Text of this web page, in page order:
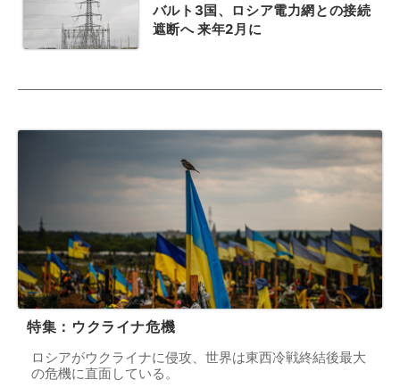
バルト3国、ロシア電力網との接続
遮断へ 来年2月に
特集：ウクライナ危機
ロシアがウクライナに侵攻、世界は東西冷戦終結後最大
の危機に直面している。